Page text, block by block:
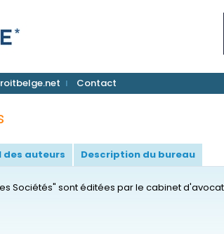
Contact
des auteurs Description du bureau
Sociétés" sont éditées par le cabinet